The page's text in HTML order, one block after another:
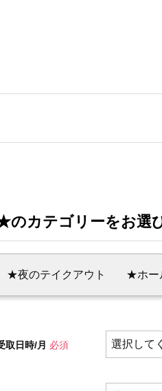
のカテゴリーをお選
★夜のテイクアウト ★ホー
取日時/月 必須